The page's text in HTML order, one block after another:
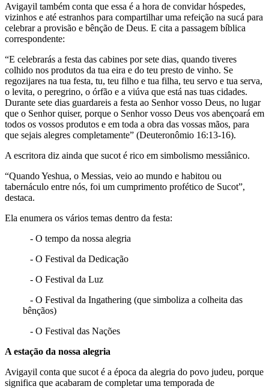
Avigayil também conta que essa é a hora de convidar hóspedes,
vizinhos e até estranhos para compartilhar uma refeição na sucá para
celebrar a provisão e bênção de Deus. E cita a passagem bíblica
correspondente:
“E celebrarás a festa das cabines por sete dias, quando tiveres
colhido nos produtos da tua eira e do teu presto de vinho. Se
regozijares na tua festa, tu, teu filho e tua filha, teu servo e tua serva,
o levita, o peregrino, o órfão e a viúva que está nas tuas cidades.
Durante sete dias guardareis a festa ao Senhor vosso Deus, no lugar
que o Senhor quiser, porque o Senhor vosso Deus vos abençoará em
todos os vossos produtos e em toda a obra das vossas mãos, para
que sejais alegres completamente” (Deuteronômio 16:13-16).
A escritora diz ainda que sucot é rico em simbolismo messiânico.
“Quando Yeshua, o Messias, veio ao mundo e habitou ou
tabernáculo entre nós, foi um cumprimento profético de Sucot”,
destaca.
Ela enumera os vários temas dentro da festa:
- O tempo da nossa alegria
- O Festival da Dedicação
- O Festival da Luz
- O Festival da Ingathering (que simboliza a colheita das
bênçãos)
- O Festival das Nações
A estação da nossa alegria
Avigayil conta que sucot é a época da alegria do povo judeu, porque
significa que acabaram de completar uma temporada de